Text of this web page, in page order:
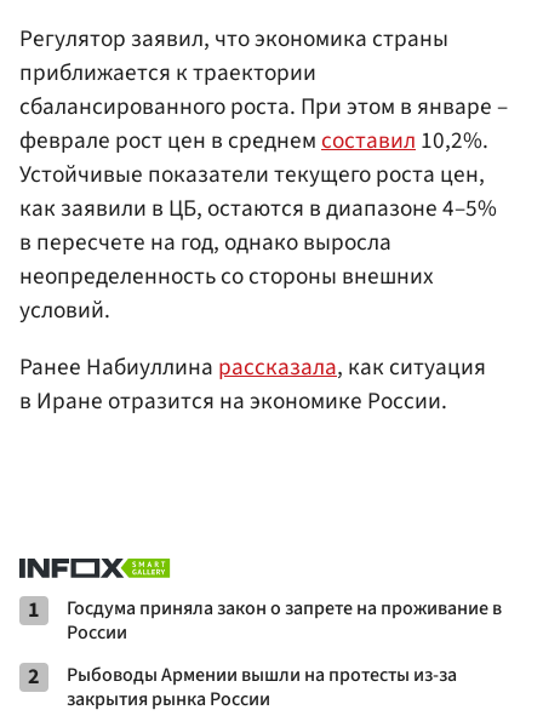
Регулятор заявил, что экономика страны
приближается к траектории
сбалансированного роста. При этом в январе –
феврале рост цен в среднемсоставил10,2%.
Устойчивые показатели текущего роста цен,
как заявили в ЦБ, остаются в диапазоне 4–5%
в пересчете на год, однако выросла
неопределенность со стороны внешних
условий.
Ранее Набиуллина рассказала, как ситуация
в Иране отразится на экономике России.
1
Госдума приняла закон о запрете на проживание в
России
2
Рыбоводы Армении вышли на протесты из-за
закрытия рынка России